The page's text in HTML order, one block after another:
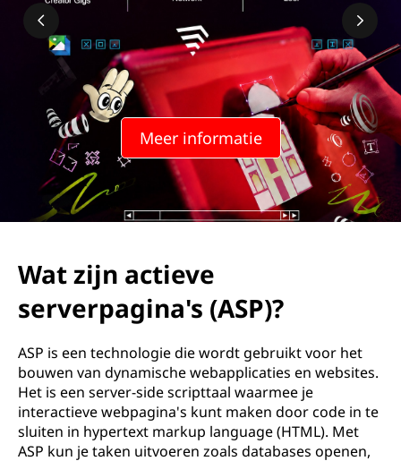
e
Meer informatie
Wat zijn actieve
serverpagina's (ASP)?
ASP is een technologie die wordt gebruikt voor het
bouwen van dynamische webapplicaties en websites.
Het is een server-side scripttaal waarmee je
interactieve webpagina's kunt maken door code in te
sluiten in hypertext markup language (HTML). Met
ASP kun je taken uitvoeren zoals databases openen,